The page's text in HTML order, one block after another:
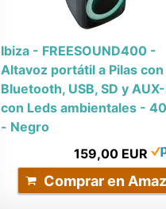
Ibiza - FREESOUND400 -
Altavoz portátil a Pilas con
Bluetooth, USB, SD y
con Leds ambientales -
- Negro
159,00 EUR
Comprar en